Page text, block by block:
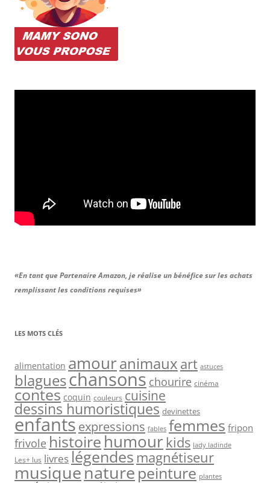
«En tant que Partenaire Amazon, je réalise un bénéfice sur les achats
remplissant les conditions requises»
LES MOTS CLÉS
alimentation amouranimaux art astuces
blagueschansons chourire cinéma
contes coquin couleurs cuisine
dessins humoristiques devinettes
enfantsexpressions fables femmes fripon
frivole histoire humour kids lady ladinde
Les+ lus livreslégendes magnétiseur
musiquenature peinture plantes